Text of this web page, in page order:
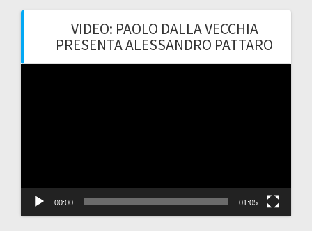
VIDEO: PAOLO DALLA VECCHIA
PRESENTA ALESSANDRO PATTARO
00:00 01:05